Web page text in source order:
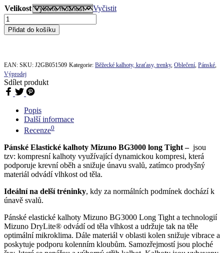
1
Velikost
Vyčistit
Pánské
elastické
kalhoty
Long
Tight
množství
Přidat do košíku
EAN: SKU: J2GB051509 Kategorie: Běžecké kalhoty, kraťasy, trenky, Oblečení, Pánské,
Výprodej
Sdílet produkt
Popis
Další informace
Recenze0
Pánské Elastické kalhoty Mizuno BG3000 long Tight – jsou
tzv: kompresní kalhoty využívající dynamickou kompresi, která
podporuje krevní oběh a snižuje únavu svalů, zatímco prodyšný
materiál odvádí vlhkost od těla.
Ideální na delší tréninky, kdy za normálních podmínek dochází k
únavě svalů.
Pánské elastické kalhoty Mizuno BG3000 Long Tight a technologií
Mizuno DryLite® odvádí od těla vlhkost a udržuje tak na těle
optimální mikroklima. Dále materiál v oblasti kolen snižuje vibrace a
poskytuje podporu kolenním kloubům. Samozřejmostí jsou ploché